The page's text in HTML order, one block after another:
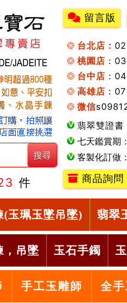
件
留言版
台北店：
桃園店 ：
台中店 ：
高雄店 ：
微信
翡翠雙證書
七天鑑賞期
客製化訂做
商品詢問
(玉珮玉墜吊墜) 翡翠
，吊墜 玉石手鐲
手工玉雕師 全